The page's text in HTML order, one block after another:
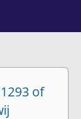
of